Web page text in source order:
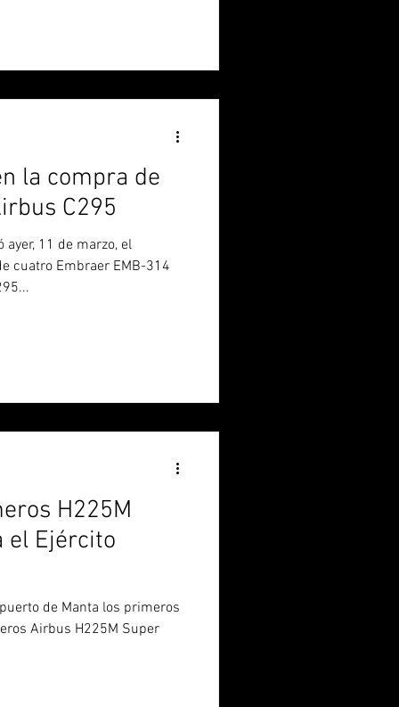
la compra de
C295
ayer, 11 de marzo, el
cuatro Embraer EMB-314
H225M
el Ejército
de Manta los primeros
Airbus H225M Super